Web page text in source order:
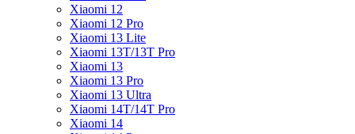
Xiaomi 12
Xiaomi 12 Pro
Xiaomi 13 Lite
Xiaomi 13T/13T Pro
Xiaomi 13
Xiaomi 13 Pro
Xiaomi 13 Ultra
Xiaomi 14T/14T Pro
Xiaomi 14